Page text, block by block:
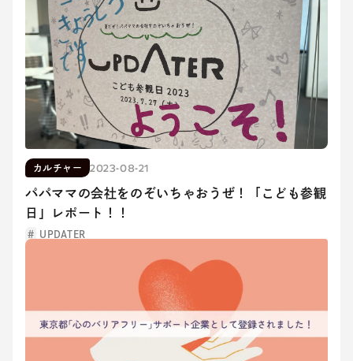
カルチャー 2023-08-21
パパママの会社をのぞいちゃおうぜ！「こども参観
日」レポート！！
UPDATER